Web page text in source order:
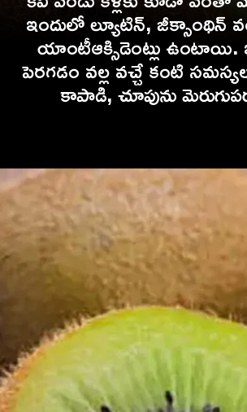
ఇందులో ల్యూటిన్, జీక్సాంథిన్
యాంటీఆక్సిడెంట్లు
పెరగడం వల్ల వచ్చే కంటి